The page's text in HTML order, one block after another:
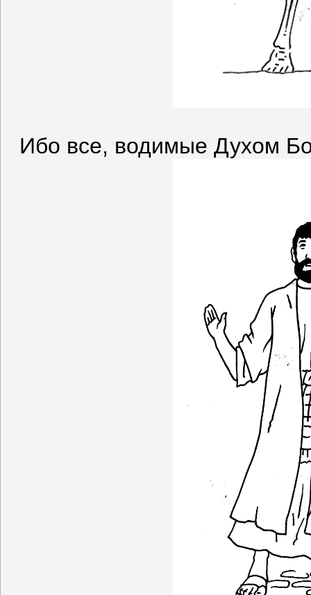
Ибо все, водимые Духом